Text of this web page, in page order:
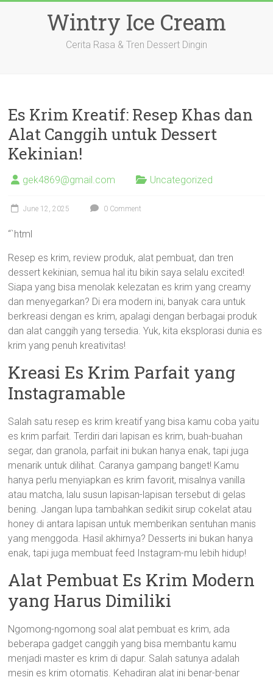
Wintry Ice Cream
Cerita Rasa & Tren Dessert Dingin
Es Krim Kreatif: Resep Khas dan
Alat Canggih untuk Dessert
Kekinian!
gek4869@gmail.com Uncategorized
June 12, 2025 0 Comment
“`html
Resep es krim, review produk, alat pembuat, dan tren
dessert kekinian, semua hal itu bikin saya selalu excited!
Siapa yang bisa menolak kelezatan es krim yang creamy
dan menyegarkan? Di era modern ini, banyak cara untuk
berkreasi dengan es krim, apalagi dengan berbagai produk
dan alat canggih yang tersedia. Yuk, kita eksplorasi dunia es
krim yang penuh kreativitas!
Kreasi Es Krim Parfait yang
Instagramable
Salah satu resep es krim kreatif yang bisa kamu coba yaitu
es krim parfait. Terdiri dari lapisan es krim, buah-buahan
segar, dan granola, parfait ini bukan hanya enak, tapi juga
menarik untuk dilihat. Caranya gampang banget! Kamu
hanya perlu menyiapkan es krim favorit, misalnya vanilla
atau matcha, lalu susun lapisan-lapisan tersebut di gelas
bening. Jangan lupa tambahkan sedikit sirup cokelat atau
honey di antara lapisan untuk memberikan sentuhan manis
yang menggoda. Hasil akhirnya? Desserts ini bukan hanya
enak, tapi juga membuat feed Instagram-mu lebih hidup!
Alat Pembuat Es Krim Modern
yang Harus Dimiliki
Ngomong-ngomong soal alat pembuat es krim, ada
beberapa gadget canggih yang bisa membantu kamu
menjadi master es krim di dapur. Salah satunya adalah
mesin es krim otomatis. Kehadiran alat ini benar-benar